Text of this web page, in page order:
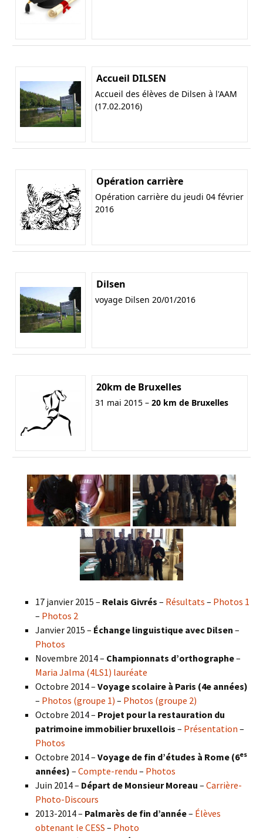
Accueil DILSEN
Accueil des élèves de Dilsen à l'AAM
(17.02.2016)
Opération carrière
Opération carrière du jeudi 04 février
2016
Dilsen
voyage Dilsen 20/01/2016
20km de Bruxelles
31 mai 2015 – 20 km de Bruxelles
17 janvier 2015 – Relais Givrés – Résultats – Photos 1
– Photos 2
Janvier 2015 – Échange linguistique avec Dilsen –
Photos
Novembre 2014 – Championnats d’orthographe–
Maria Jalma (4LS1) lauréate
Octobre 2014 – Voyage scolaire à Paris (4e années)
– Photos (groupe 1) – Photos (groupe 2)
Octobre 2014 – Projet pour la restauration du
patrimoine immobilier bruxellois – Présentation –
Photos
Octobre 2014 – Voyage de fin d’études à Rome (6es
années) – Compte-rendu – Photos
Juin 2014 – Départ de Monsieur Moreau – Carrière-
Photo-Discours
2013-2014 – Palmarès de fin d’année– Élèves
obtenant le CESS – Photo